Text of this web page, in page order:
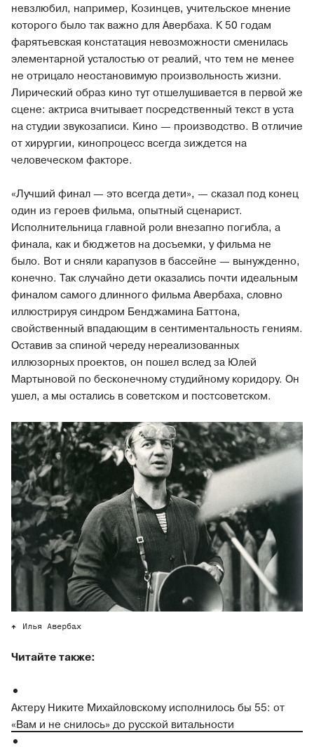
невзлюбил, например, Козинцев, учительское мнение
которого было так важно для Авербаха. К 50 годам
фарятьевская констатация невозможности сменилась
элементарной усталостью от реалий, что тем не менее
не отрицало неостановимую произвольность жизни.
Лирический образ кино тут отшелушивается в первой же
сцене: актриса вчитывает посредственный текст в уста
на студии звукозаписи. Кино — производство. В отличие
от хирургии, кинопроцесс всегда зиждется на
человеческом факторе.
«Лучший финал — это всегда дети», — сказал под конец
один из героев фильма, опытный сценарист.
Исполнительница главной роли внезапно погибла, а
финала, как и бюджетов на досъемки, у фильма не
было. Вот и сняли карапузов в бассейне — вынужденно,
конечно. Так случайно дети оказались почти идеальным
финалом самого длинного фильма Авербаха, словно
иллюстрируя синдром Бенджамина Баттона,
свойственный впадающим в сентиментальность гениям.
Оставив за спиной череду нереализованных
иллюзорных проектов, он пошел вслед за Юлей
Мартыновой по бесконечному студийному коридору. Он
ушел, а мы остались в советском и постсоветском.
Илья Авербах
Читайте также:
Актеру Никите Михайловскому исполнилось бы 55: от
«Вам и не снилось» до русской витальности